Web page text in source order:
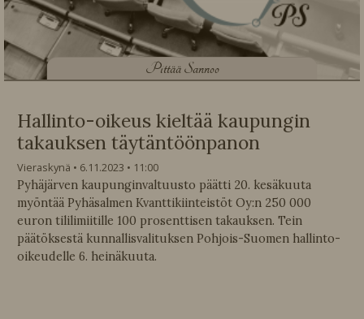
Pittää Sannoo
Hallinto-oikeus kieltää kaupungin
takauksen täytäntöönpanon
Vieraskynä 6.11.2023
11:00
Pyhäjärven kaupunginvaltuusto päätti 20. kesäkuuta
myöntää Pyhäsalmen Kvanttikiinteistöt Oy:n 250 000
euron tililimiitille 100 prosenttisen takauksen. Tein
päätöksestä kunnallisvalituksen Pohjois-Suomen hallinto-
oikeudelle 6. heinäkuuta.